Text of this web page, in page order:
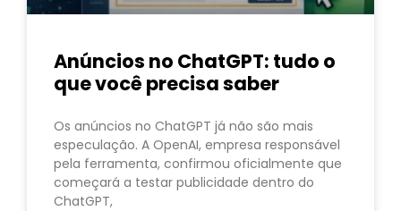
Anúncios no ChatGPT: tudo o
que você precisa saber
Os anúncios no ChatGPT já não são mais
especulação. A OpenAI, empresa responsável
pela ferramenta, confirmou oficialmente que
começará a testar publicidade dentro do
ChatGPT,